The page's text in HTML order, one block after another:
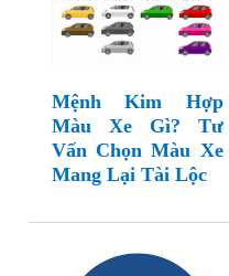
Mệnh Kim Hợp
Màu Xe Gì? Tư
Vấn Chọn Màu Xe
Mang Lại Tài Lộc